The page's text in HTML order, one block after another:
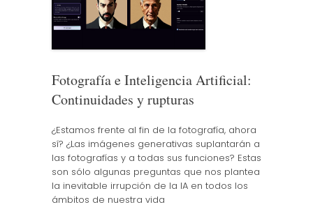
Fotografía e Inteligencia Artificial:
Continuidades y rupturas
¿Estamos frente al fin de la fotografía, ahora
sí? ¿Las imágenes generativas suplantarán a
las fotografías y a todas sus funciones? Estas
son sólo algunas preguntas que nos plantea
la inevitable irrupción de la IA en todos los
ámbitos de nuestra vida